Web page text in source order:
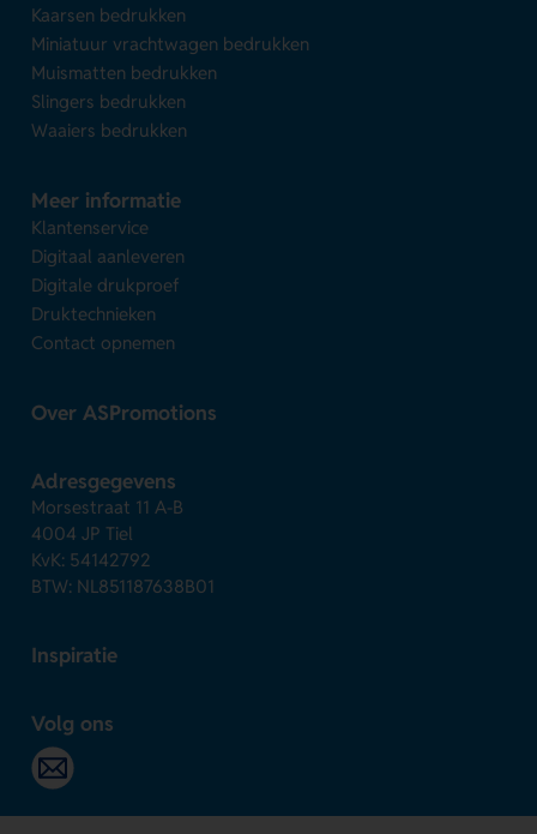
Kaarsen bedrukken
Miniatuur vrachtwagen bedrukken
Muismatten bedrukken
Slingers bedrukken
Waaiers bedrukken
Meer informatie
Klantenservice
Digitaal aanleveren
Digitale drukproef
Druktechnieken
Contact opnemen
Over ASPromotions
Adresgegevens
Morsestraat 11 A-B
4004 JP Tiel
KvK: 54142792
BTW: NL851187638B01
Inspiratie
Volg ons